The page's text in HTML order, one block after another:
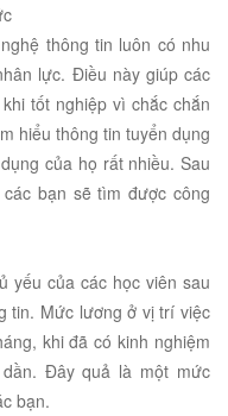
thông tin luôn có nhu
lực. Điều này giúp các
tốt nghiệp vì chắc chắn
hiểu thông tin tuyển dụng
của họ rất nhiều. Sau
bạn sẽ tìm được công
yếu của các học viên sau
tin. Mức lương ở vị trí việc
khi đã có kinh nghiệm
Đây quả là một mức
bạn.